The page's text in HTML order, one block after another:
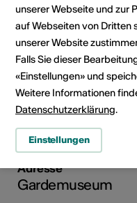
Felsenweg 100, 3904
Adresse
Gardemuseum
unserer Webseite und zur
auf Webseiten von Dritten
unserer Website
Falls Sie dieser
«Einstellungen» und
Weitere Informationen
Datenschutzerklärung.
Einstellungen